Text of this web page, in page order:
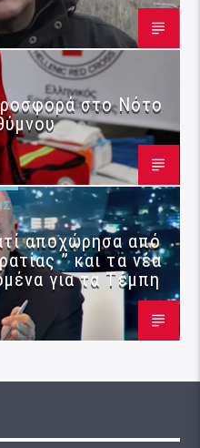
στο Νότο
αποχώρησα από
” και τα νέα
για τα Τέμπη